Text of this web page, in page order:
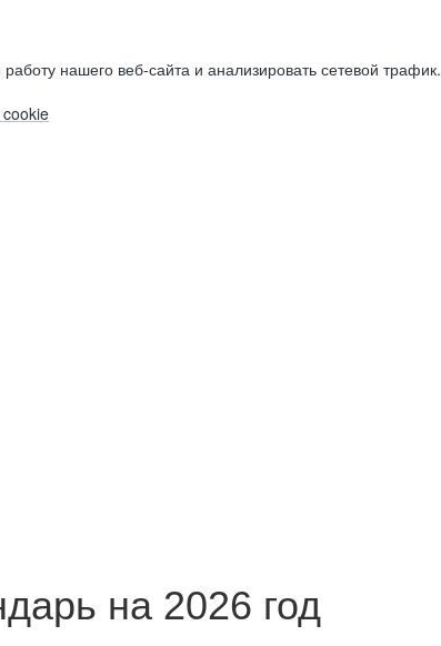
нашего веб-сайта и анализировать сетевой трафик.
на 2026 год